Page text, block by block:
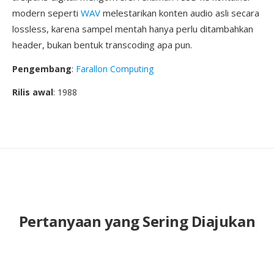
modern seperti WAV melestarikan konten audio asli secara
lossless, karena sampel mentah hanya perlu ditambahkan
header, bukan bentuk transcoding apa pun.
Pengembang: Farallon Computing
Rilis awal: 1988
Pertanyaan yang Sering Diajukan